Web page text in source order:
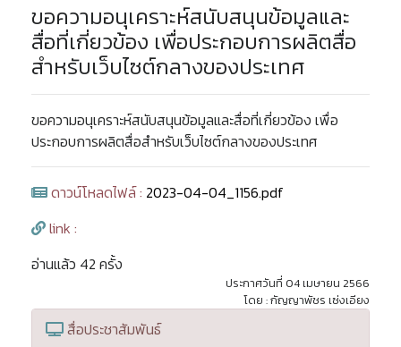
ขอความอนุเคราะห์สนับสนุนข้อมูลและ
สื่อที่เกี่ยวข้อง เพื่อประกอบการผลิตสื่อ
สำหรับเว็บไซต์กลางของประเทศ
ขอความอนุเคราะห์สนับสนุนข้อมูลและสื่อที่เกี่ยวข้อง เพื่อ
ประกอบการผลิตสื่อสำหรับเว็บไซต์กลางของประเทศ
ดาวน์โหลดไฟล์ : 2023-04-04_1156.pdf
link :
อ่านแล้ว 42 ครั้ง
ประกาศวันที่ 04 เมษายน 2566
โดย : กัญญาพัชร เซ่งเอียง
สื่อประชาสัมพันธ์